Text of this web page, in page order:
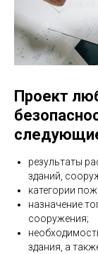
Проект
результаты
зданий,
категории
назначение
сооружения;
здания, а